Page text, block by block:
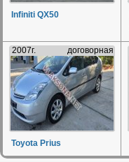
Infiniti QX50
2007г. договорная
Toyota Prius